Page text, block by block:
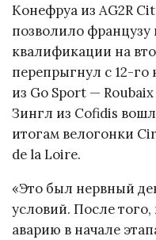
Конефруа из AG2R
позволило французу
квалификации на
перепрыгнул с 12-
из Go Sport —
Зингл из Cofidis
итогам велогонки
de la Loire.
«Это был нервный
условий. После
аварию в начале